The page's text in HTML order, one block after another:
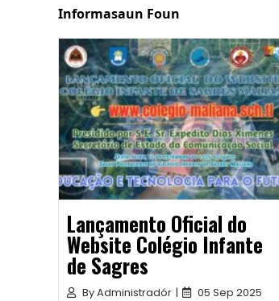
Informasaun Foun
Lançamento Oficial do
Website Colégio Infante
de Sagres
ByAdministradór | 05 Sep 2025